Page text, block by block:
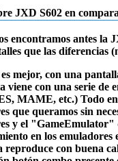
JXD S602 en
encontramos antes la
que las diferencias
mejor, con una
viene con una serie de
MAME, etc.) Todo
que queramos sin
y el "GameEmulator"
en los emuladores
reproduce con buena